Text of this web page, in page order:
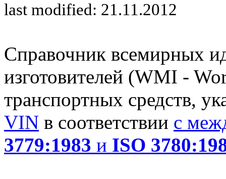
last modified: 21.11.2012
Справочник всемирных
изготовителей (WMI -
транспортных средств,
VIN в соответствии с
3779:1983 и ISO